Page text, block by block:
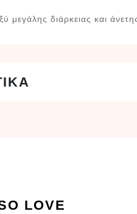
διάρκειας και
LOVE